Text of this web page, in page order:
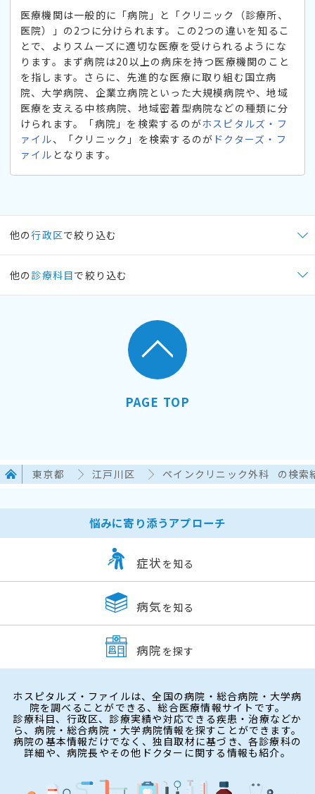
医療機関は一般的に「病院」と「クリニック（診療所、
医院）」の2つに分けられます。この2つの違いを知るこ
とで、よりスムーズに適切な医療を受けられるようにな
ります。まず病院は20以上の病床を持つ医療機関のこと
を指します。さらに、先進的な医療に取り組む国立病
院、大学病院、企業立病院といった大規模病院や、地域
医療を支える中核病院、地域密着型病院などの種類に分
けられます。「病院」を検索するのがホスピタルズ・フ
ァイル、「クリニック」を検索するのが ドクターズ・フ
ァイル となります。
他の行政区で絞り込む
他の 診療科目で絞り込む
PAGE TOP
東京都 江戸川区 ペインクリニック外科 の検索
悩みに寄り添うアプローチ
症状 を知る
病気 を知る
病院 を探す
ホスピタルズ・ファイルは、全国の病院・総合病院・大学病
院を調べることができる、総合医療情報サイトです。
診療科目、行政区、診療実績や対応できる疾患・治療などか
ら、病院・総合病院・大学病院情報を探すことができます。
病院の基本情報だけでなく、独自取材に基づき、各診療科の
詳細や、病院長やその他ドクターに関する情報も紹介。